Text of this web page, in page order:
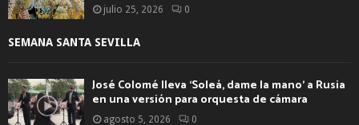
julio 25, 2026 0
SEMANA SANTA SEVILLA
José Colomé lleva ‘Soleá, dame la mano’ a Rusia
en una versión para orquesta de cámara
agosto 5, 2026 0